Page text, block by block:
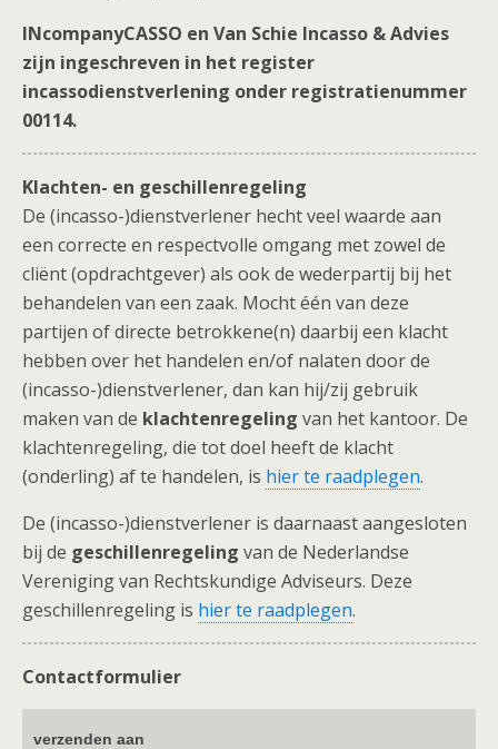
INcompanyCASSO en Van Schie Incasso & Advies
zijn ingeschreven in het register
incassodienstverlening onder registratienummer
00114.
Klachten- en geschillenregeling
De (incasso-)dienstverlener hecht veel waarde aan
een correcte en respectvolle omgang met zowel de
cliënt (opdrachtgever) als ook de wederpartij bij het
behandelen van een zaak. Mocht één van deze
partijen of directe betrokkene(n) daarbij een klacht
hebben over het handelen en/of nalaten door de
(incasso-)dienstverlener, dan kan hij/zij gebruik
maken van de klachtenregeling van het kantoor. De
klachtenregeling, die tot doel heeft de klacht
(onderling) af te handelen, is hier te raadplegen.
De (incasso-)dienstverlener is daarnaast aangesloten
bij de geschillenregeling van de Nederlandse
Vereniging van Rechtskundige Adviseurs. Deze
geschillenregeling is hier te raadplegen.
Contactformulier
verzenden aan